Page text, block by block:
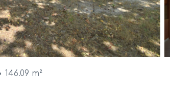
146.09 m²